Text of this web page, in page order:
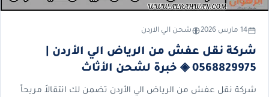
14 مارس 2026 شحن الي الاردن
شركة نقل عفش من الرياض الي الأردن |
0568829975 ◈ خبرة لشحن الأثاث
شركة نقل عفش من الرياض الي الأردن تضمن لك انتقالاً مريحاً